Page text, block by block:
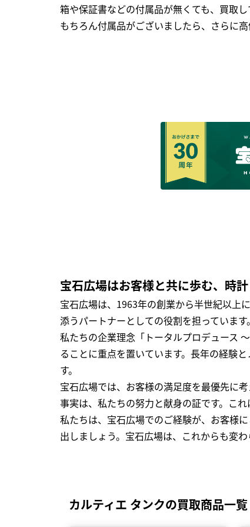
箱や保証書などの付属品が無くても、買取し
もちろん付属品がございましたら、さらに
宝石広場はお客様と共に歩む、時計
宝石広場は、1963年の創業から半世紀以上
添うパートナーとしての役割を担っています。
私たちの企業理念「トータルプロデュース
ることに重点を置いています。長年の経験
す。
宝石広場では、お客様の満足度を最優先に
事実は、私たちの努力と献身の証です。こ
私たちは、宝石広場でのご経験が、お客様
出しましょう。宝石広場は、これからも変
カルティエ タンクの買取商品一覧